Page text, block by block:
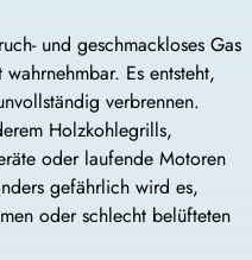
und geschmackloses Gas
Es entsteht,
verbrennen.
Holzkohlegrills,
oder laufende Motoren
gefährlich wird es,
oder schlecht belüfteten